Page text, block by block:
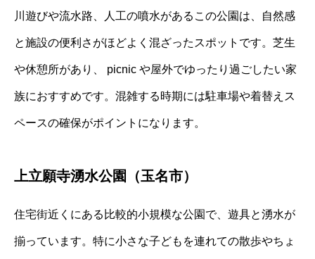
川遊びや流水路、人工の噴水があるこの公園は、自然感
と施設の便利さがほどよく混ざったスポットです。芝生
や休憩所があり、 picnic や屋外でゆったり過ごしたい家
族におすすめです。混雑する時期には駐車場や着替えス
ペースの確保がポイントになります。
上立願寺湧水公園（玉名市）
住宅街近くにある比較的小規模な公園で、遊具と湧水が
揃っています。特に小さな子どもを連れての散歩やちょ